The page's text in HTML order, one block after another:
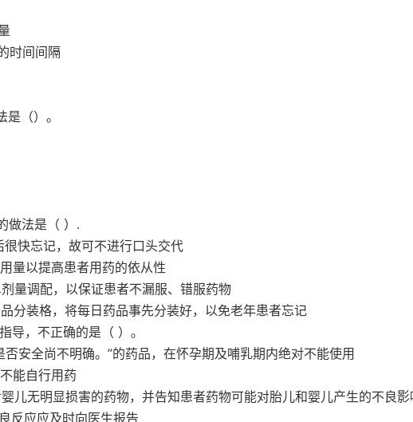
时间间隔
（）。
做法是（ ）.
快忘记，故可不进行口头交代
量以提高患者用药的依从性
量调配，以保证患者不漏服、错服药物
分装格，将每日药品事先分装好，以免老年患者忘记
导，不正确的是（ ）。
安全尚不明确。”的药品，在怀孕期及哺乳期内绝对不能使用
能自行用药
儿无明显损害的药物，并告知患者药物可能对胎儿和婴儿产生的不良影
反应应及时向医生报告